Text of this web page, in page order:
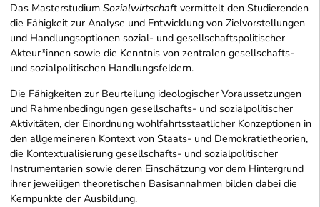
Das Masterstudium Sozialwirtschaft vermittelt den Studierenden
die Fähigkeit zur Analyse und Entwicklung von Zielvorstellungen
und Handlungsoptionen sozial- und gesellschaftspolitischer
Akteur*innen sowie die Kenntnis von zentralen gesellschafts-
und sozialpolitischen Handlungsfeldern.
Die Fähigkeiten zur Beurteilung ideologischer Voraussetzungen
und Rahmenbedingungen gesellschafts- und sozialpolitischer
Aktivitäten, der Einordnung wohlfahrtsstaatlicher Konzeptionen in
den allgemeineren Kontext von Staats- und Demokratietheorien,
die Kontextualisierung gesellschafts- und sozialpolitischer
Instrumentarien sowie deren Einschätzung vor dem Hintergrund
ihrer jeweiligen theoretischen Basisannahmen bilden dabei die
Kernpunkte der Ausbildung.